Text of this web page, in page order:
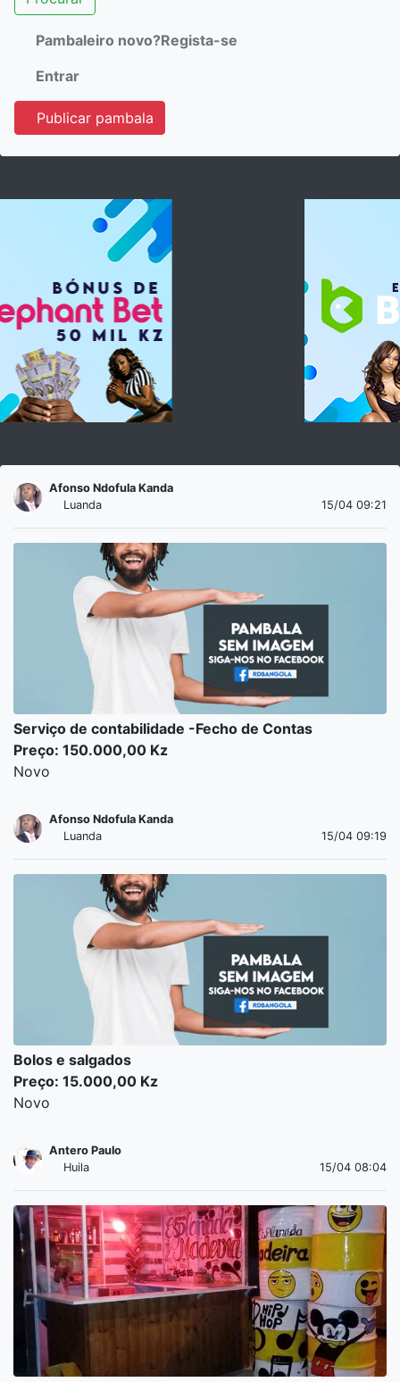
Pambaleiro novo?Regista-se
Entrar
Publicar pambala
Afonso Ndofula Kanda
Luanda
15/04 09:21
Serviço de contabilidade -Fecho de Contas
Preço: 150.000,00 Kz
Novo
Afonso Ndofula Kanda
Luanda
15/04 09:19
Bolos e salgados
Preço: 15.000,00 Kz
Novo
Antero Paulo
Huila
15/04 08:04